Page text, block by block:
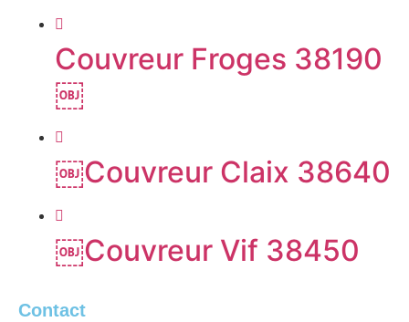
Couvreur Froges 38190
￼
￼Couvreur Claix 38640
￼Couvreur Vif 38450
Contact